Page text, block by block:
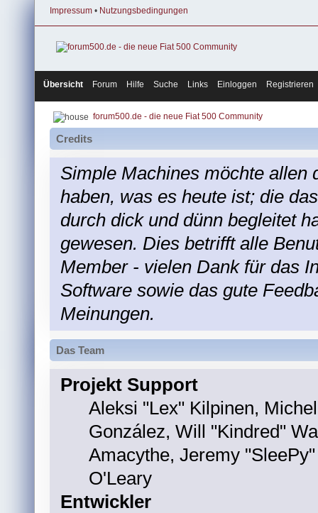
Impressum • Nutzungsbedingungen
Übersicht Forum Hilfe Suche Links Einloggen Registrieren
forum500.de - die neue Fiat 500 Community
Credits
Simple Machines möchte allen
haben, was es heute ist; die
durch dick und dünn begleitet
gewesen. Dies betrifft alle
Member - vielen Dank für das
Software sowie das gute
Meinungen.
Das Team
Projekt Support
Aleksi "Lex" Kilpinen,
González, Will "Kindred"
Amacythe, Jeremy
O'Leary
Entwickler